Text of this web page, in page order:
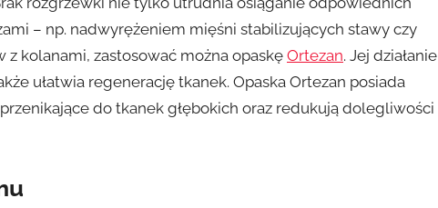
– np. nadwyrężeniem mięśni stabilizujących stawy czy
kolanami, zastosować można opaskę Ortezan. Jej działanie
ułatwia regenerację tkanek. Opaska Ortezan posiada
do tkanek głębokich oraz redukują dolegliwości